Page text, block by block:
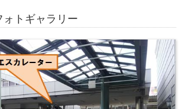
トギャラリー